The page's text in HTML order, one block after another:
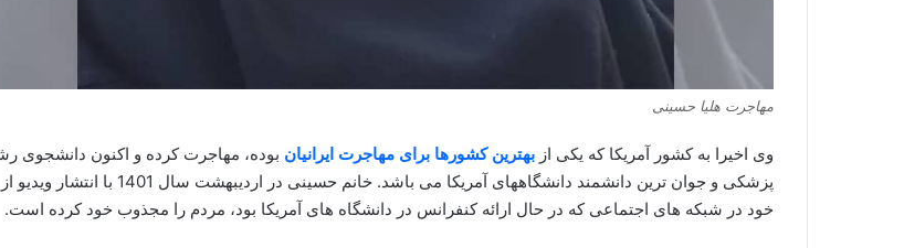
مهاجرت هلیا حسینی
وی اخیرا به کشور آمریکا که یکی از بهترین کشورها برای مهاجرت ایرانیان بوده، مهاجرت کرده و اکنون دانشجوی
پزشکی و جوان ترین دانشمند دانشگاههای آمریکا می باشد. خانم حسینی در اردیبهشت سال 1401 با انتشار ویدیو از
خود در شبکه های اجتماعی که در حال ارائه کنفرانس در دانشگاه های آمریکا بود، مردم را مجذوب خود کرده است.